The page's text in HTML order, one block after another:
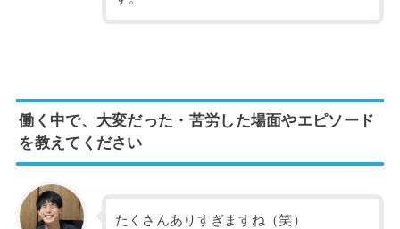
働く中で、大変だった・苦労した場面やエピソード
を教えてください
たくさんありすぎますね（笑）